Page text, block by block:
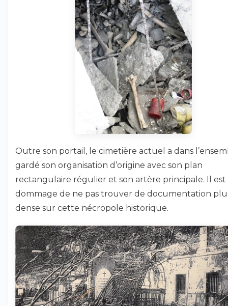
Outre son portail, le cimetière actuel a dans
gardé son organisation d’origine avec son plan
rectangulaire régulier et son artère principale. Il est
dommage de ne pas trouver de documentation
dense sur cette nécropole historique.